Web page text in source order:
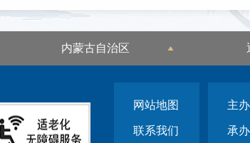
内蒙古自治区
网站地图
联系我们
主
承